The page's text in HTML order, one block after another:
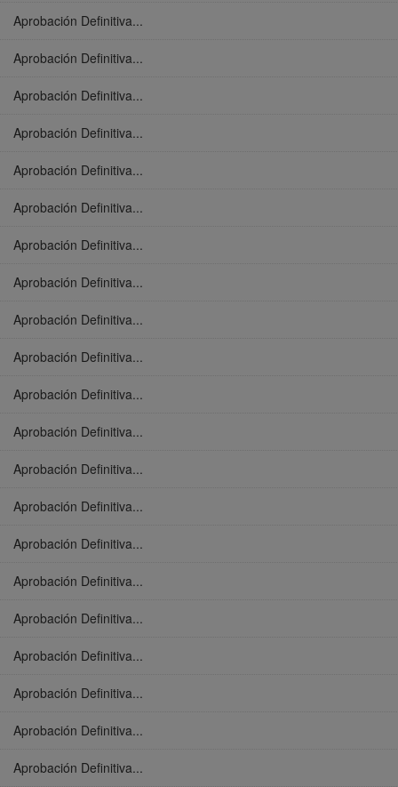
Aprobación Definitiva...
Aprobación Definitiva...
Aprobación Definitiva...
Aprobación Definitiva...
Aprobación Definitiva...
Aprobación Definitiva...
Aprobación Definitiva...
Aprobación Definitiva...
Aprobación Definitiva...
Aprobación Definitiva...
Aprobación Definitiva...
Aprobación Definitiva...
Aprobación Definitiva...
Aprobación Definitiva...
Aprobación Definitiva...
Aprobación Definitiva...
Aprobación Definitiva...
Aprobación Definitiva...
Aprobación Definitiva...
Aprobación Definitiva...
Aprobación Definitiva...